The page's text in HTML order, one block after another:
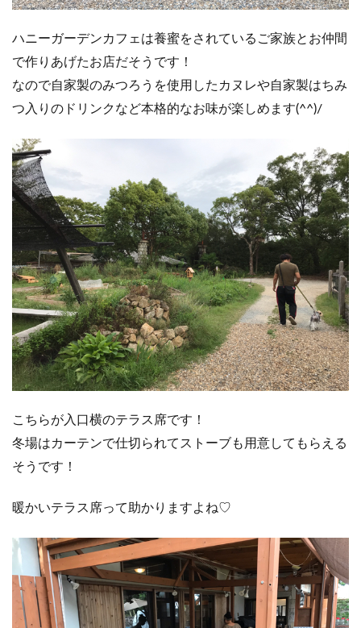
ハニーガーデンカフェは養蜜をされているご家族とお仲間
で作りあげたお店だそうです！
なので自家製のみつろうを使用したカヌレや自家製はちみ
つ入りのドリンクなど本格的なお味が楽しめます(^^)/
こちらが入口横のテラス席です！
冬場はカーテンで仕切られてストーブも用意してもらえる
そうです！
暖かいテラス席って助かりますよね♡